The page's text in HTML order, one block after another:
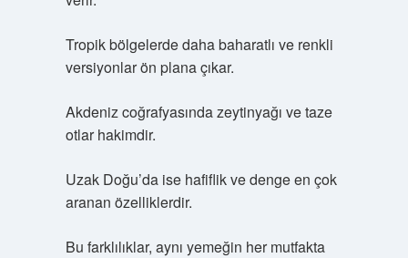
Tropik bölgelerde daha baharatlı ve renkli
versiyonlar ön plana çıkar.
Akdeniz coğrafyasında zeytinyağı ve taze
otlar hakimdir.
Uzak Doğu’da ise hafiflik ve denge en çok
aranan özelliklerdir.
Bu farklılıklar, aynı yemeğin her mutfakta